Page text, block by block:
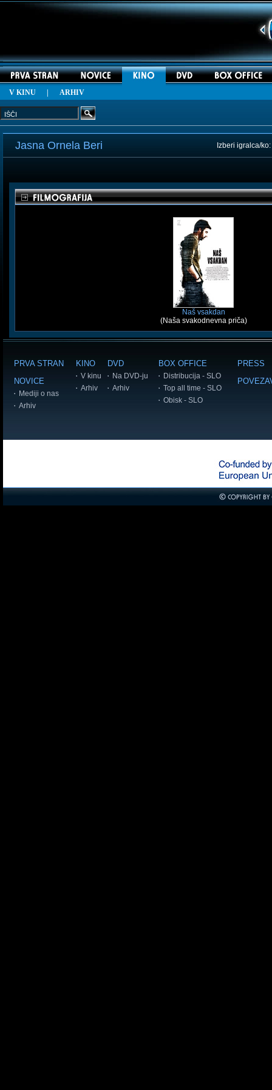
V KINU ARHIV
Jasna Ornela Beri Izberi igralca/ko:
Naš vsakdan
(Naša svakodnevna priča)
PRVA STRAN
NOVICE
Mediji o nas
Arhiv
KINO
V kinu
Arhiv
DVD
Na DVD-ju
Arhiv
BOX OFFICE
Distribucija - SLO
Top all time - SLO
Obisk - SLO
PRESS